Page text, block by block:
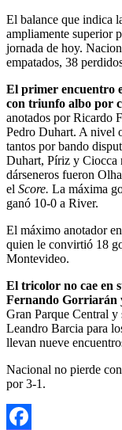
El balance que indica
ampliamente superior
jornada de hoy.
empatados, 38
El primer encuentro
con triunfo albo por
anotados por Ricardo
Pedro Duhart. A nivel
tantos por bando
Duhart, Píriz y Ciocca
dárseneros fueron
el Score. La máxima
ganó 10-0 a River.
El máximo anotador
quien le convirtió 18
Montevideo.
El tricolor no cae en
Fernando Gorriarán
Gran Parque Central
Leandro Barcia para
llevan nueve
Nacional no pierde
por 3-1.